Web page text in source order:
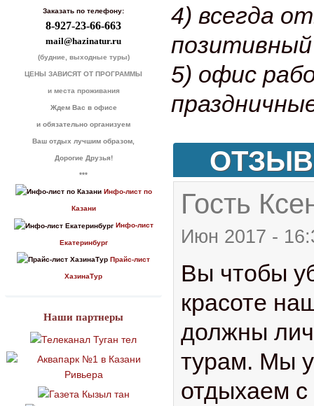
Заказать по телефону:
8-927-23-66-663
mail@hazinatur.ru
(будние, выходные туры)
ЦЕНЫ ЗАВИСЯТ ОТ ПРОГРАММЫ
и места проживания
Ждем Вас в офисе
и обязательно организуем
Ваш отдых лучшим образом,
Дорогие Друзья!
***
Инфо-лист по
Казани
Инфо-лист
Екатеринбург
Прайс-лист
ХазинаТур
Наши партнеры
4) всегда
5) офис
Гость
Июн 2017 -
Вы чтобы
красоте
должны
турам. Мы
отдыхаем